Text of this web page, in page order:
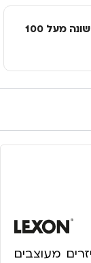
ללקוחות חדשים! 10% הנחה בקנייה ראשונה מעל 100
מעוצבים